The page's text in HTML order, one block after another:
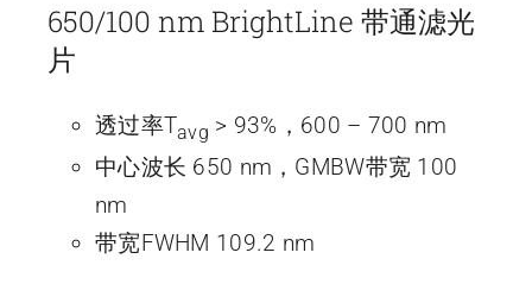
650/100 nm BrightLine 带通滤光
片
透过率Tavg > 93%，600 – 700 nm
中心波长 650 nm，GMBW带宽 100
nm
带宽FWHM 109.2 nm